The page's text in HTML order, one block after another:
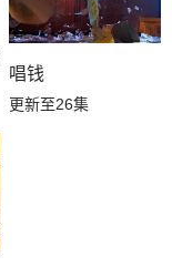
季
唱钱
更新至26集